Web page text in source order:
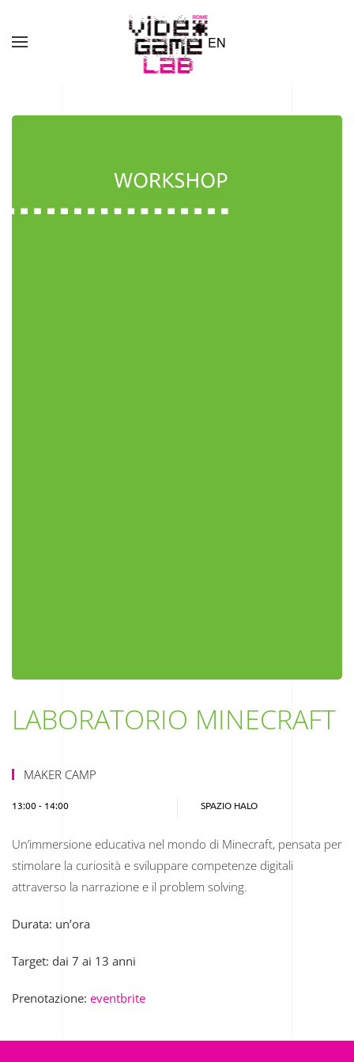
Skip to main content EN
LABORATORIO MINECRAFT
MAKER CAMP
13:00 - 14:00 SPAZIO HALO
Un’immersione educativa nel mondo di Minecraft, pensata per
stimolare la curiosità e sviluppare competenze digitali
attraverso la narrazione e il problem solving.
Durata: un’ora
Target: dai 7 ai 13 anni
Prenotazione: eventbrite